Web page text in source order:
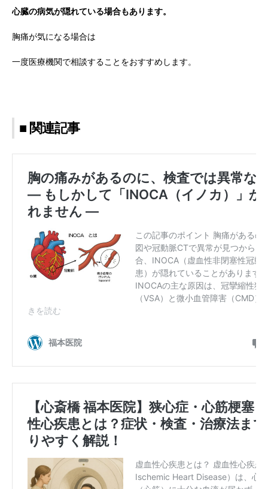
心臓の病気が隠れている場合もあります。
胸痛が気になる場合は
一度医療機関で相談することをおすすめします。
■ 関連記事